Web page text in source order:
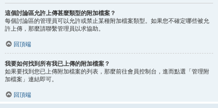
這個討論區允許上傳甚麼類型的附加檔案？
每個討論區的管理員可以允許或禁止某種附加檔案類型。如果您不確定哪些被允
許上傳，那麼請聯繫管理員以求協助。
回頂端
我要如何找到所有我已上傳的附加檔案？
如果要找到您已上傳附加檔案的列表，那麼前往會員控制台，進而點選「管理附
加檔案」連結即可。
回頂端